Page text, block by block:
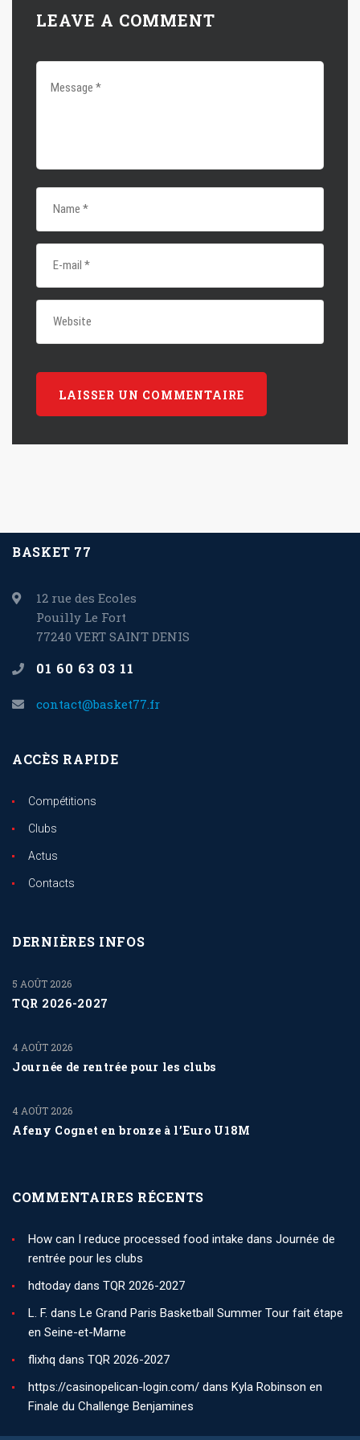
LEAVE A COMMENT
BASKET 77
12 rue des Ecoles
Pouilly Le Fort
77240 VERT SAINT DENIS
01 60 63 03 11
contact@basket77.fr
ACCÈS RAPIDE
Compétitions
Clubs
Actus
Contacts
DERNIÈRES INFOS
TQR 2026-2027
5 AOÛT 2026
Journée de rentrée pour les clubs
4 AOÛT 2026
Afeny Cognet en bronze à l’Euro U18M
4 AOÛT 2026
COMMENTAIRES RÉCENTS
How can I reduce processed food intake dans Journée de
rentrée pour les clubs
hdtoday dans TQR 2026-2027
L. F. dans Le Grand Paris Basketball Summer Tour fait étape
en Seine-et-Marne
flixhq dans TQR 2026-2027
https://casinopelican-login.com/ dans Kyla Robinson en
Finale du Challenge Benjamines